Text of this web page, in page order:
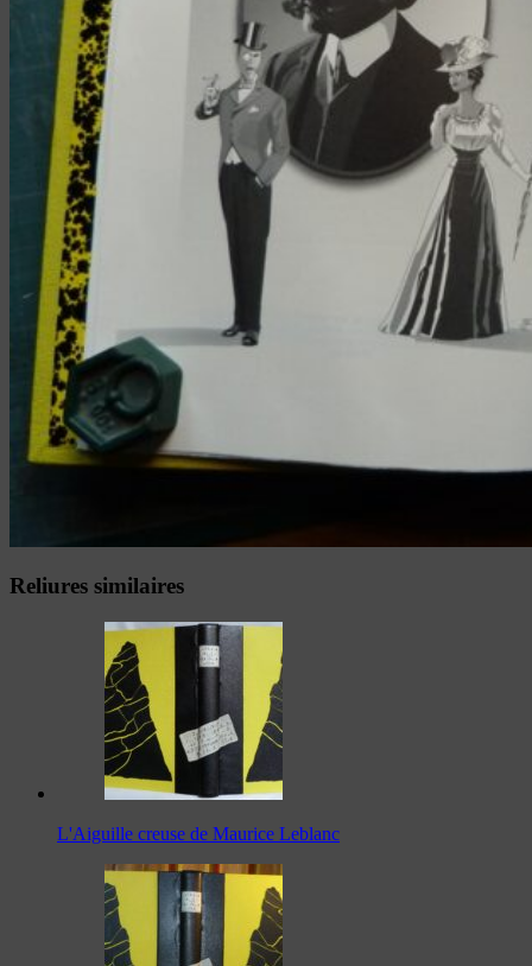
Reliures similaires
L'Aiguille creuse de Maurice Leblanc